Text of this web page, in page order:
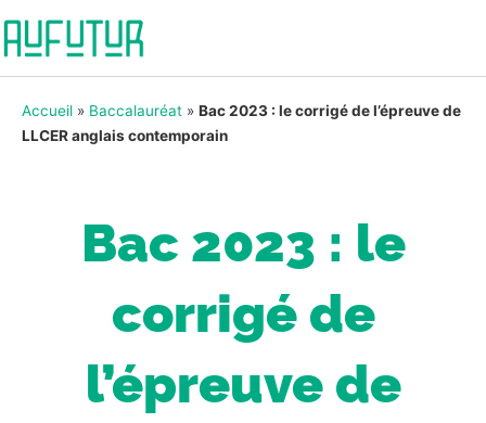
Accueil » Baccalauréat » Bac 2023 : le corrigé de l’épreuve de
LLCER anglais contemporain
Bac 2023 : le
corrigé de
l’épreuve de